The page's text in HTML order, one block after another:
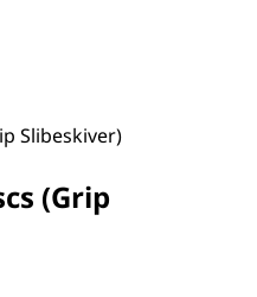
Slibeskiver)
(Grip